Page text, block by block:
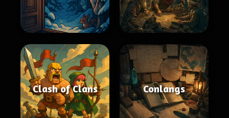
Clash of Clans Conlangs